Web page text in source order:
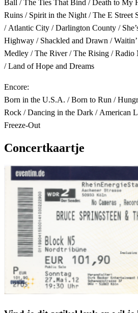
Ball / The Ties That Bind / Death to My
Ruins / Spirit in the Night / The E Street
/ Atlantic City / Darlington County /
Highway / Shackled and Drawn /
Medley / The River / The Rising /
/ Land of Hope and Dreams
Encore:
Born in the U.S.A. / Born to Run /
Rock / Dancing in the Dark / American
Freeze-Out
Concertkaartje